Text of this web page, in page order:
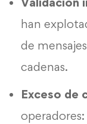
han
de
cadenas.
Exceso de